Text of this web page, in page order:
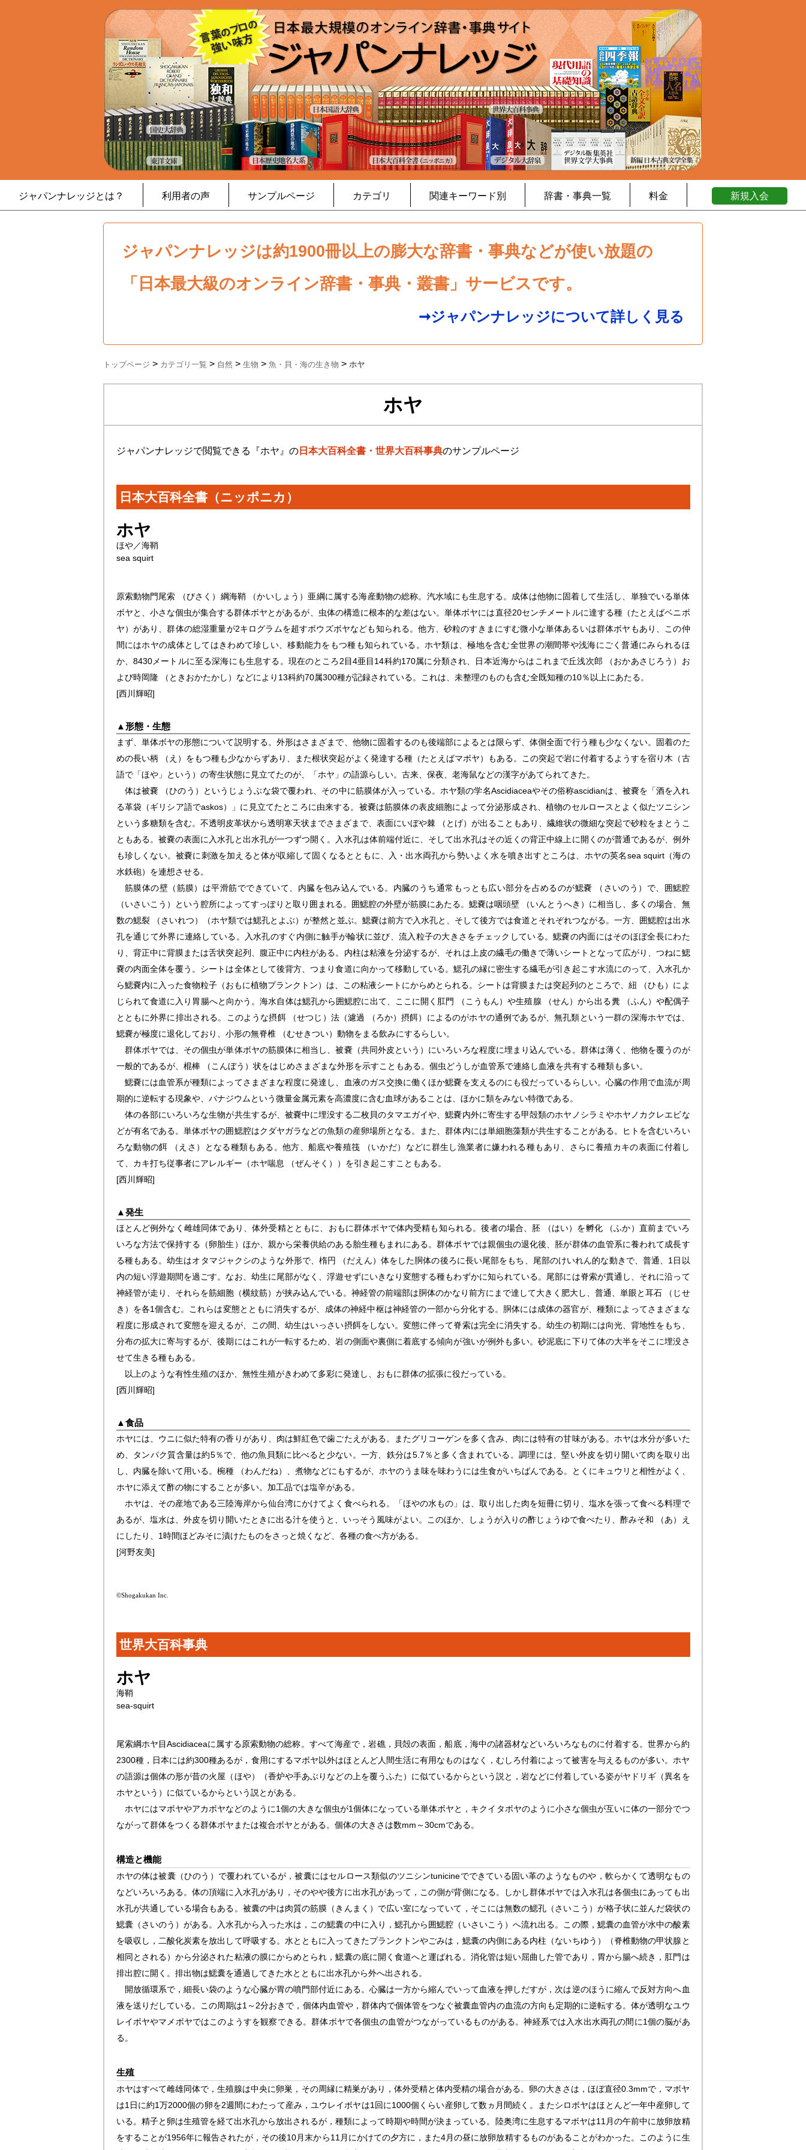
ジャパンナレッジとは？ 利用者の声 サンプルページ カテゴリ 関連キーワード別 辞書・事典一覧 料金 新規入会
ジャパンナレッジは約1900冊以上の膨大な辞書・事典などが使い放題の
「日本最大級のオンライン辞書・事典・叢書」サービスです。
➞ジャパンナレッジについて詳しく見る
トップページ > カテゴリ一覧 > 自然 > 生物 > 魚・貝・海の生き物 > ホヤ
ホヤ
ジャパンナレッジで閲覧できる『ホヤ』の日本大百科全書・世界大百科事典のサンプルページ
日本大百科全書（ニッポニカ）
ホヤ
ほや／海鞘
sea squirt
原索動物門尾索 （びさく）綱海鞘 （かいしょう）亜綱に属する海産動物の総称。汽水域にも生息する。成体は他物に固着して生活し、単独でいる単体
ボヤと、小さな個虫が集合する群体ボヤとがあるが、虫体の構造に根本的な差はない。単体ボヤには直径20センチメートルに達する種（たとえばベニボ
ヤ）があり、群体の総湿重量が2キログラムを超すボウズボヤなども知られる。他方、砂粒のすきまにすむ微小な単体あるいは群体ボヤもあり、この仲
間にはホヤの成体としてはきわめて珍しい、移動能力をもつ種も知られている。ホヤ類は、極地を含む全世界の潮間帯や浅海にごく普通にみられるほ
か、8430メートルに至る深海にも生息する。現在のところ2目4亜目14科約170属に分類され、日本近海からはこれまで丘浅次郎 （おかあさじろう）お
よび時岡隆 （ときおかたかし）などにより13科約70属300種が記録されている。これは、未整理のものも含む全既知種の10％以上にあたる。
[西川輝昭]
▲形態・生態
まず、単体ボヤの形態について説明する。外形はさまざまで、他物に固着するのも後端部によるとは限らず、体側全面で行う種も少なくない。固着のた
めの長い柄 （え）をもつ種も少なからずあり、また根状突起がよく発達する種（たとえばマボヤ）もある。この突起で岩に付着するようすを宿り木（古
語で「ほや」という）の寄生状態に見立てたのが、「ホヤ」の語源らしい。古来、保夜、老海鼠などの漢字があてられてきた。
体は被嚢 （ひのう）というじょうぶな袋で覆われ、その中に筋膜体が入っている。ホヤ類の学名Ascidiaceaやその俗称ascidianは、被嚢を「酒を入れ
る革袋（ギリシア語でaskos）」に見立てたところに由来する。被嚢は筋膜体の表皮細胞によって分泌形成され、植物のセルロースとよく似たツニシン
という多糖類を含む。不透明皮革状から透明寒天状までさまざまで、表面にいぼや棘 （とげ）が出ることもあり、繊維状の微細な突起で砂粒をまとうこ
ともある。被嚢の表面に入水孔と出水孔が一つずつ開く。入水孔は体前端付近に、そして出水孔はその近くの背正中線上に開くのが普通であるが、例外
も珍しくない。被嚢に刺激を加えると体が収縮して固くなるとともに、入・出水両孔から勢いよく水を噴き出すところは、ホヤの英名sea squirt（海の
水鉄砲）を連想させる。
筋膜体の壁（筋膜）は平滑筋でできていて、内臓を包み込んでいる。内臓のうち通常もっとも広い部分を占めるのが鰓嚢 （さいのう）で、囲鰓腔
（いさいこう）という腔所によってすっぽりと取り囲まれる。囲鰓腔の外壁が筋膜にあたる。鰓嚢は咽頭壁 （いんとうへき）に相当し、多くの場合、無
数の鰓裂 （さいれつ）（ホヤ類では鰓孔とよぶ）が整然と並ぶ。鰓嚢は前方で入水孔と、そして後方では食道とそれぞれつながる。一方、囲鰓腔は出水
孔を通じて外界に連絡している。入水孔のすぐ内側に触手が輪状に並び、流入粒子の大きさをチェックしている。鰓嚢の内面にはそのほぼ全長にわた
り、背正中に背膜または舌状突起列、腹正中に内柱がある。内柱は粘液を分泌するが、それは上皮の繊毛の働きで薄いシートとなって広がり、つねに鰓
嚢の内面全体を覆う。シートは全体として後背方、つまり食道に向かって移動している。鰓孔の縁に密生する繊毛が引き起こす水流にのって、入水孔か
ら鰓嚢内に入った食物粒子（おもに植物プランクトン）は、この粘液シートにからめとられる。シートは背膜または突起列のところで、紐 （ひも）によ
じられて食道に入り胃腸へと向かう。海水自体は鰓孔から囲鰓腔に出て、ここに開く肛門 （こうもん）や生殖腺 （せん）から出る糞 （ふん）や配偶子
とともに外界に排出される。このような摂餌 （せつじ）法（濾過 （ろか）摂餌）によるのがホヤの通例であるが、無孔類という一群の深海ホヤでは、
鰓嚢が極度に退化しており、小形の無脊椎 （むせきつい）動物をまる飲みにするらしい。
群体ボヤでは、その個虫が単体ボヤの筋膜体に相当し、被嚢（共同外皮という）にいろいろな程度に埋まり込んでいる。群体は薄く、他物を覆うのが
一般的であるが、棍棒 （こんぼう）状をはじめさまざまな外形を示すこともある。個虫どうしが血管系で連絡し血液を共有する種類も多い。
鰓嚢には血管系が種類によってさまざまな程度に発達し、血液のガス交換に働くほか鰓嚢を支えるのにも役だっているらしい。心臓の作用で血流が周
期的に逆転する現象や、バナジウムという微量金属元素を高濃度に含む血球があることは、ほかに類をみない特徴である。
体の各部にいろいろな生物が共生するが、被嚢中に埋没する二枚貝のタマエガイや、鰓嚢内外に寄生する甲殻類のホヤノシラミやホヤノカクレエビな
どが有名である。単体ボヤの囲鰓腔はクダヤガラなどの魚類の産卵場所となる。また、群体内には単細胞藻類が共生することがある。ヒトを含むいろい
ろな動物の餌 （えさ）となる種類もある。他方、船底や養殖筏 （いかだ）などに群生し漁業者に嫌われる種もあり、さらに養殖カキの表面に付着し
て、カキ打ち従事者にアレルギー（ホヤ喘息 （ぜんそく））を引き起こすこともある。
[西川輝昭]
▲発生
ほとんど例外なく雌雄同体であり、体外受精とともに、おもに群体ボヤで体内受精も知られる。後者の場合、胚 （はい）を孵化 （ふか）直前までいろ
いろな方法で保持する（卵胎生）ほか、親から栄養供給のある胎生種もまれにある。群体ボヤでは親個虫の退化後、胚が群体の血管系に養われて成長す
る種もある。幼生はオタマジャクシのような外形で、楕円 （だえん）体をした胴体の後ろに長い尾部をもち、尾部のけいれん的な動きで、普通、1日以
内の短い浮遊期間を過ごす。なお、幼生に尾部がなく、浮遊せずにいきなり変態する種もわずかに知られている。尾部には脊索が貫通し、それに沿って
神経管が走り、それらを筋細胞（横紋筋）が挟み込んでいる。神経管の前端部は胴体のかなり前方にまで達して大きく肥大し、普通、単眼と耳石 （じせ
き）を各1個含む。これらは変態とともに消失するが、成体の神経中枢は神経管の一部から分化する。胴体には成体の器官が、種類によってさまざまな
程度に形成されて変態を迎えるが、この間、幼生はいっさい摂餌をしない。変態に伴って脊索は完全に消失する。幼生の初期には向光、背地性をもち、
分布の拡大に寄与するが、後期にはこれが一転するため、岩の側面や裏側に着底する傾向が強いが例外も多い。砂泥底に下りて体の大半をそこに埋没さ
せて生きる種もある。
以上のような有性生殖のほか、無性生殖がきわめて多彩に発達し、おもに群体の拡張に役だっている。
[西川輝昭]
▲食品
ホヤには、ウニに似た特有の香りがあり、肉は鮮紅色で歯ごたえがある。またグリコーゲンを多く含み、肉には特有の甘味がある。ホヤは水分が多いた
め、タンパク質含量は約5％で、他の魚貝類に比べると少ない。一方、鉄分は5.7％と多く含まれている。調理には、堅い外皮を切り開いて肉を取り出
し、内臓を除いて用いる。椀種 （わんだね）、煮物などにもするが、ホヤのうま味を味わうには生食がいちばんである。とくにキュウリと相性がよく、
ホヤに添えて酢の物にすることが多い。加工品では塩辛がある。
ホヤは、その産地である三陸海岸から仙台湾にかけてよく食べられる。「ほやの水もの」は、取り出した肉を短冊に切り、塩水を張って食べる料理で
あるが、塩水は、外皮を切り開いたときに出る汁を使うと、いっそう風味がよい。このほか、しょうが入りの酢じょうゆで食べたり、酢みそ和 （あ）え
にしたり、1時間ほどみそに漬けたものをさっと焼くなど、各種の食べ方がある。
[河野友美]
©Shogakukan Inc.
世界大百科事典
ホヤ
海鞘
sea-squirt
尾索綱ホヤ目Ascidiaceaに属する原索動物の総称。すべて海産で，岩礁，貝殻の表面，船底，海中の諸器材などいろいろなものに付着する。世界から約
2300種，日本には約300種あるが，食用にするマボヤ以外はほとんど人間生活に有用なものはなく，むしろ付着によって被害を与えるものが多い。ホヤ
の語源は個体の形が昔の火屋（ほや）（香炉や手あぶりなどの上を覆うふた）に似ているからという説と，岩などに付着している姿がヤドリギ（異名を
ホヤという）に似ているからという説とがある。
ホヤにはマボヤやアカボヤなどのように1個の大きな個虫が1個体になっている単体ボヤと，キクイタボヤのように小さな個虫が互いに体の一部分でつ
ながって群体をつくる群体ボヤまたは複合ボヤとがある。個体の大きさは数mm～30cmである。
構造と機能
ホヤの体は被囊（ひのう）で覆われているが，被囊にはセルロース類似のツニシンtunicineでできている固い革のようなものや，軟らかくて透明なもの
などいろいろある。体の頂端に入水孔があり，そのやや後方に出水孔があって，この側が背側になる。しかし群体ボヤでは入水孔は各個虫にあっても出
水孔が共通している場合もある。被囊の中は肉質の筋膜（きんまく）で広い室になっていて，そこには無数の鰓孔（さいこう）が格子状に並んだ袋状の
鰓囊（さいのう）がある。入水孔から入った水は，この鰓囊の中に入り，鰓孔から囲鰓腔（いさいこう）へ流れ出る。この際，鰓囊の血管が水中の酸素
を吸収し，二酸化炭素を放出して呼吸する。水とともに入ってきたプランクトンやごみは，鰓囊の内側にある内柱（ないちゆう）（脊椎動物の甲状腺と
相同とされる）から分泌された粘液の膜にからめとられ，鰓囊の底に開く食道へと運ばれる。消化管は短い屈曲した管であり，胃から腸へ続き，肛門は
排出腔に開く。排出物は鰓囊を通過してきた水とともに出水孔から外へ出される。
開放循環系で，細長い袋のような心臓が胃の噴門部付近にある。心臓は一方から縮んでいって血液を押しだすが，次は逆のほうに縮んで反対方向へ血
液を送りだしている。この周期は1～2分おきで，個体内血管や，群体内で個体管をつなぐ被囊血管内の血流の方向も定期的に逆転する。体が透明なユウ
レイボヤやマメボヤではこのようすを観察できる。群体ボヤで各個虫の血管がつながっているものがある。神経系では入水出水両孔の間に1個の脳があ
る。
生殖
ホヤはすべて雌雄同体で，生殖腺は中央に卵巣，その周縁に精巣があり，体外受精と体内受精の場合がある。卵の大きさは，ほぼ直径0.3mmで，マボヤ
は1日に約1万2000個の卵を2週間にわたって産み，ユウレイボヤは1回に1000個くらい産卵して数ヵ月間続く。またシロボヤはほとんど一年中産卵して
いる。精子と卵は生殖管を経て出水孔から放出されるが，種類によって時期や時間が決まっている。陸奥湾に生息するマボヤは11月の午前中に放卵放精
をすることが1956年に報告されたが，その後10月末から11月にかけての夕方に，また4月の昼に放卵放精するものがあることがわかった。このように生